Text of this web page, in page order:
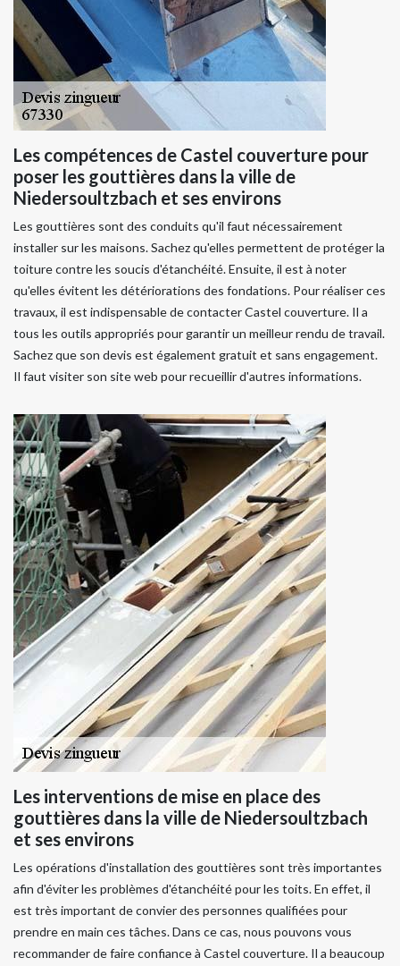
Les compétences de Castel couverture pour
poser les gouttières dans la ville de
Niedersoultzbach et ses environs
Les gouttières sont des conduits qu'il faut nécessairement
installer sur les maisons. Sachez qu'elles permettent de protéger la
toiture contre les soucis d'étanchéité. Ensuite, il est à noter
qu'elles évitent les détériorations des fondations. Pour réaliser ces
travaux, il est indispensable de contacter Castel couverture. Il a
tous les outils appropriés pour garantir un meilleur rendu de travail.
Sachez que son devis est également gratuit et sans engagement.
Il faut visiter son site web pour recueillir d'autres informations.
Les interventions de mise en place des
gouttières dans la ville de Niedersoultzbach
et ses environs
Les opérations d'installation des gouttières sont très importantes
afin d'éviter les problèmes d'étanchéité pour les toits. En effet, il
est très important de convier des personnes qualifiées pour
prendre en main ces tâches. Dans ce cas, nous pouvons vous
recommander de faire confiance à Castel couverture. Il a beaucoup